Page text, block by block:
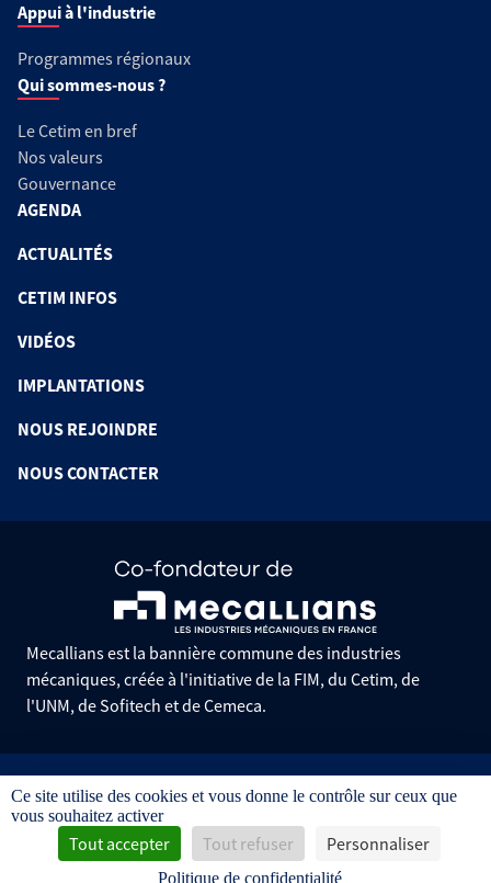
Appui à l'industrie
Programmes régionaux
Qui sommes-nous ?
Le Cetim en bref
Nos valeurs
Gouvernance
AGENDA
ACTUALITÉS
CETIM INFOS
VIDÉOS
IMPLANTATIONS
NOUS REJOINDRE
NOUS CONTACTER
Mecallians est la bannière commune des industries
mécaniques, créée à l'initiative de la FIM, du Cetim, de
l'UNM, de Sofitech et de Cemeca.
Informations pratiques
Mentions légales
Données personnelles
Gestion des cookies
Conditions générales de vente
Ce site utilise des cookies et vous donne le contrôle sur ceux que
vous souhaitez activer
Tout accepter Tout refuser Personnaliser
Politique de confidentialité